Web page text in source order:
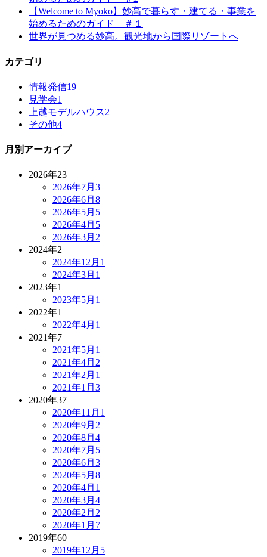
【Welcome to Myoko】妙高で暮らす・建てる・事業を
始めるためのガイド ＃１
世界が見つめる妙高。観光地から国際リゾートへ
カテゴリ
情報発信19
見学会1
上越モデルハウス2
その他4
月別アーカイブ
2026年23
2026年7月 3
2026年6月 8
2026年5月 5
2026年4月 5
2026年3月 2
2024年2
2024年12月 1
2024年3月 1
2023年1
2023年5月 1
2022年1
2022年4月 1
2021年7
2021年5月 1
2021年4月 2
2021年2月 1
2021年1月 3
2020年37
2020年11月 1
2020年9月 2
2020年8月 4
2020年7月 5
2020年6月 3
2020年5月 8
2020年4月 1
2020年3月 4
2020年2月 2
2020年1月 7
2019年60
2019年12月 5